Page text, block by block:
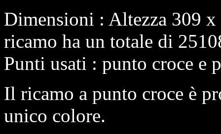
Dimensioni : Altezza 309
ricamo ha un totale di
Punti usati : punto croce e
Il ricamo a punto croce è
unico colore.